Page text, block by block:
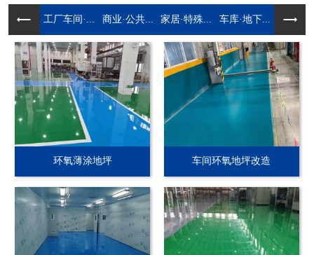
工厂车间·... 商业·公共... 家居·特殊... 车库·地下...
环氧薄涂地坪 车间环氧地坪改造